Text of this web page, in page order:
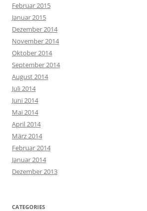
Februar 2015
Januar 2015
Dezember 2014
November 2014
Oktober 2014
September 2014
August 2014
Juli 2014
Juni 2014
Mai 2014
April 2014
März 2014
Februar 2014
Januar 2014
Dezember 2013
CATEGORIES